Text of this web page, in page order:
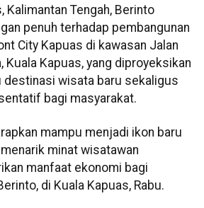
Kalimantan Tengah, Berinto
penuh terhadap pembangunan
City Kapuas di kawasan Jalan
Kuala Kapuas, yang diproyeksikan
destinasi wisata baru sekaligus
bagi masyarakat.
mampu menjadi ikon baru
minat wisatawan
manfaat ekonomi bagi
di Kuala Kapuas, Rabu.